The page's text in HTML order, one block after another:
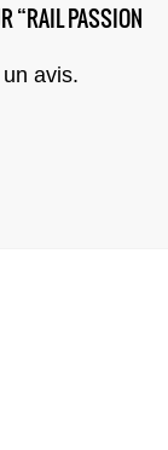
“RAIL PASSION
avis.